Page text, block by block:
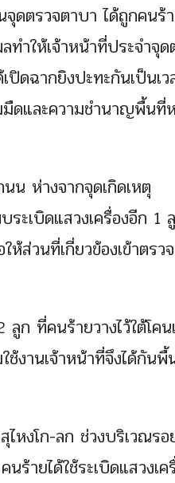
ดตรวจตาบา ได้ถูกคนร้
ำให้เจ้าหน้าที่ประจำจุด
ดฉากยิงปะทะกันเป็นเว
มืดและความชำนาญพื้นที่
น ห่างจากจุดเกิดเหตุ
ะเบิดแสวงเครื่องอีก 1
ห้ส่วนที่เกี่ยวข้องเข้าตรว
ก ที่คนร้ายวางไว้ใต้โคน
งานเจ้าหน้าที่จึงได้กันพื้
ไหงโก-ลก ช่วงบริเวณร
ายได้ใช้ระเบิดแสวงเค